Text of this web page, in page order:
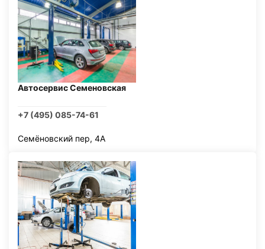
Автосервис Семеновская
+7 (495) 085-74-61
Семёновский пер, 4А